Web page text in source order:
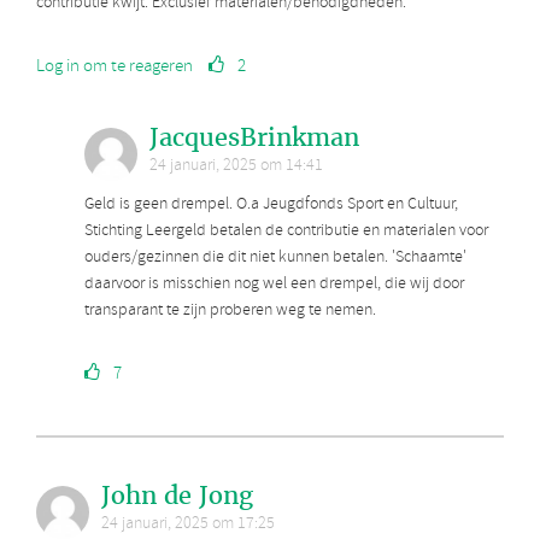
Log in om te reageren 2
JacquesBrinkman
24 januari, 2025 om 14:41
Geld is geen drempel. O.a Jeugdfonds Sport en Cultuur,
Stichting Leergeld betalen de contributie en materialen voor
ouders/gezinnen die dit niet kunnen betalen. 'Schaamte'
daarvoor is misschien nog wel een drempel, die wij door
transparant te zijn proberen weg te nemen.
7
John de Jong
24 januari, 2025 om 17:25